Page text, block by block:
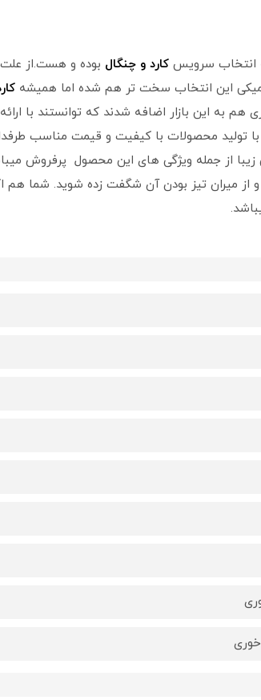
انتخاب سرویس کارد و چنگال بوده و هست.از علت
این انتخاب سخت تر هم شده اما همیشه
هم به این بازار اضافه شدند که توانستند
با تولید محصولات با کیفیت و قیمت مناسب
زیبا از جمله ویژگی های این محصول پرفروش
از میران تیز بودن آن شگفت زده شوید. شما هم